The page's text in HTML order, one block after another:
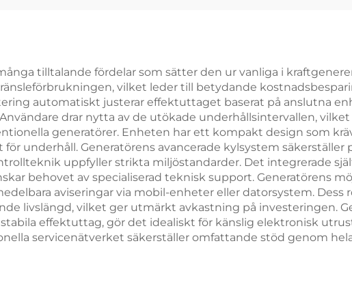
tilltalande fördelar som sätter den ur vanliga i
vilket leder till betydande
automatiskt justerar effektuttaget baserat på anslutna
drar nytta av de utökade underhållsintervallen,
generatörer. Enheten har ett kompakt design som
underhåll. Generatörens avancerade kylsystem
uppfyller strikta miljöstandarder. Det integrerade
behovet av specialiserad teknisk support. Generatörens
aviseringar via mobil-enheter eller datorsystem.
livslängd, vilket ger utmärkt avkastning på investeringen.
effektuttag, gör det idealiskt för känslig elektronisk
servicenätverket säkerställer omfattande stöd genom